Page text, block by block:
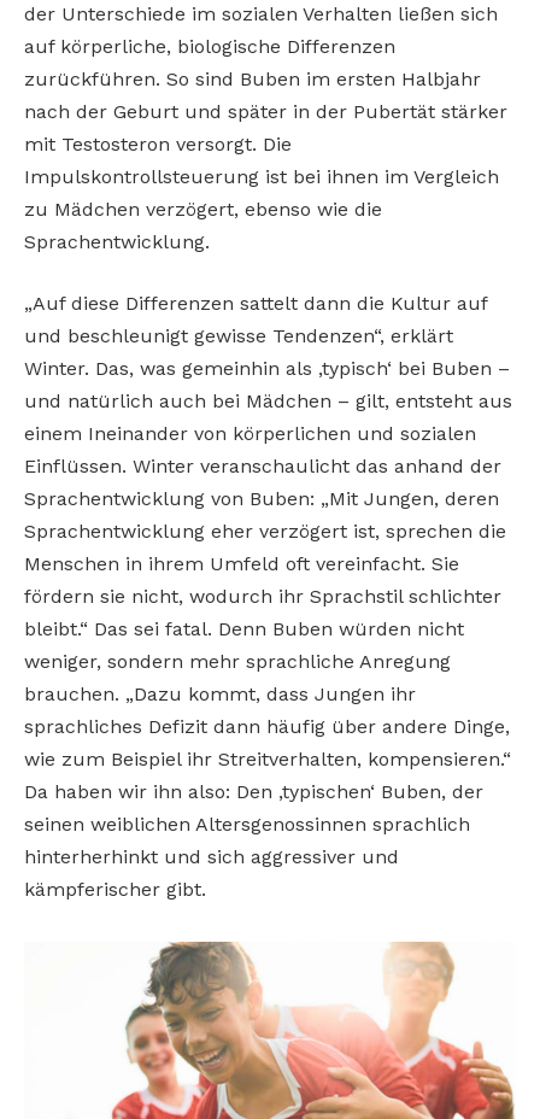
der Unterschiede im sozialen Verhalten ließen sich
auf körperliche, biologische Differenzen
zurückführen. So sind Buben im ersten Halbjahr
nach der Geburt und später in der Pubertät stärker
mit Testosteron versorgt. Die
Impulskontrollsteuerung ist bei ihnen im Vergleich
zu Mädchen verzögert, ebenso wie die
Sprachentwicklung.
„Auf diese Differenzen sattelt dann die Kultur auf
und beschleunigt gewisse Tendenzen“, erklärt
Winter. Das, was gemeinhin als ‚typisch‘ bei Buben –
und natürlich auch bei Mädchen – gilt, entsteht aus
einem Ineinander von körperlichen und sozialen
Einflüssen. Winter veranschaulicht das anhand der
Sprachentwicklung von Buben: „Mit Jungen, deren
Sprachentwicklung eher verzögert ist, sprechen die
Menschen in ihrem Umfeld oft vereinfacht. Sie
fördern sie nicht, wodurch ihr Sprachstil schlichter
bleibt.“ Das sei fatal. Denn Buben würden nicht
weniger, sondern mehr sprachliche Anregung
brauchen. „Dazu kommt, dass Jungen ihr
sprachliches Defizit dann häufig über andere Dinge,
wie zum Beispiel ihr Streitverhalten, kompensieren.“
Da haben wir ihn also: Den ‚typischen‘ Buben, der
seinen weiblichen Altersgenossinnen sprachlich
hinterherhinkt und sich aggressiver und
kämpferischer gibt.